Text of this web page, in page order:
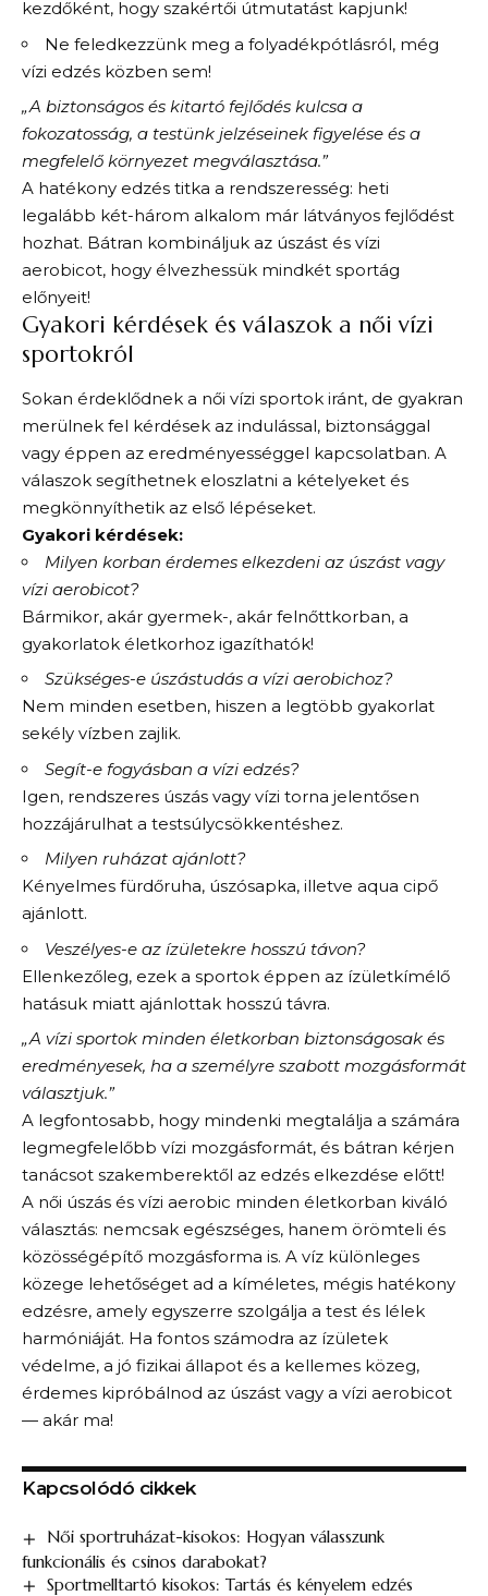
kezdőként, hogy szakértői útmutatást kapjunk!
Ne feledkezzünk meg a folyadékpótlásról, még
vízi edzés közben sem!
„A biztonságos és kitartó fejlődés kulcsa a
fokozatosság, a testünk jelzéseinek figyelése és a
megfelelő környezet megválasztása.”
A hatékony edzés titka a rendszeresség: heti
legalább két-három alkalom már látványos fejlődést
hozhat. Bátran kombináljuk az úszást és vízi
aerobicot, hogy élvezhessük mindkét sportág
előnyeit!
Gyakori kérdések és válaszok a női vízi
sportokról
Sokan érdeklődnek a női vízi sportok iránt, de gyakran
merülnek fel kérdések az indulással, biztonsággal
vagy éppen az eredményességgel kapcsolatban. A
válaszok segíthetnek eloszlatni a kételyeket és
megkönnyíthetik az első lépéseket.
Gyakori kérdések:
Milyen korban érdemes elkezdeni az úszást vagy
vízi aerobicot?
Bármikor, akár gyermek-, akár felnőttkorban, a
gyakorlatok életkorhoz igazíthatók!
Szükséges-e úszástudás a vízi aerobichoz?
Nem minden esetben, hiszen a legtöbb gyakorlat
sekély vízben zajlik.
Segít-e fogyásban a vízi edzés?
Igen, rendszeres úszás vagy vízi torna jelentősen
hozzájárulhat a testsúlycsökkentéshez.
Milyen ruházat ajánlott?
Kényelmes fürdőruha, úszósapka, illetve aqua cipő
ajánlott.
Veszélyes-e az ízületekre hosszú távon?
Ellenkezőleg, ezek a sportok éppen az ízületkímélő
hatásuk miatt ajánlottak hosszú távra.
„A vízi sportok minden életkorban biztonságosak és
eredményesek, ha a személyre szabott mozgásformát
választjuk.”
A legfontosabb, hogy mindenki megtalálja a számára
legmegfelelőbb vízi mozgásformát, és bátran kérjen
tanácsot szakemberektől az edzés elkezdése előtt!
A női úszás és vízi aerobic minden életkorban kiváló
választás: nemcsak egészséges, hanem örömteli és
közösségépítő mozgásforma is. A víz különleges
közege lehetőséget ad a kíméletes, mégis hatékony
edzésre, amely egyszerre szolgálja a test és lélek
harmóniáját. Ha fontos számodra az ízületek
védelme, a jó fizikai állapot és a kellemes közeg,
érdemes kipróbálnod az úszást vagy a vízi aerobicot
— akár ma!
Kapcsolódó cikkek
Női sportruházat-kisokos: Hogyan válasszunk
funkcionális és csinos darabokat?
Sportmelltartó kisokos: Tartás és kényelem edzés